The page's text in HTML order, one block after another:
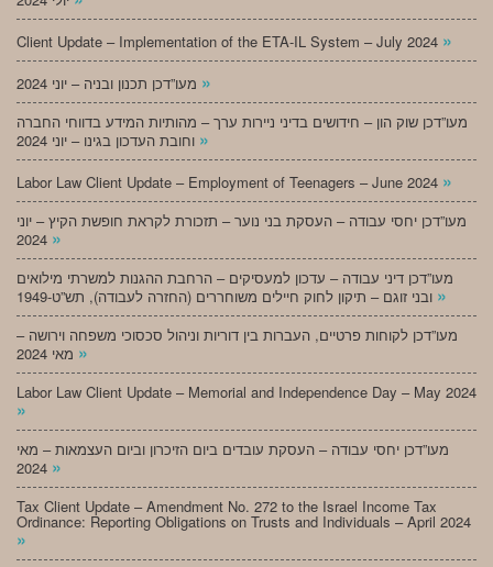
Client Update – Implementation of the ETA-IL System – July 2024 »
»
מעו”דכן שוק הון – חידושים בדיני ניירות ערך – מהותיות המידע בדווחי החברה
»
Labor Law Client Update – Employment of Teenagers – June 2024 »
מעו”דכן יחסי עבודה – העסקת בני נוער – תזכורת לקראת חופשת הקיץ – יוני
»
מעו”דכן דיני עבודה – עדכון למעסיקים – הרחבת ההגנות למשרתי מילואים
»
מעו”דכן לקוחות פרטיים, העברות בין דוריות וניהול סכסוכי משפחה וירושה –
»
Labor Law Client Update – Memorial and Independence Day – May 2024
»
מעו”דכן יחסי עבודה – העסקת עובדים ביום הזיכרון וביום העצמאות – מאי
»
Tax Client Update – Amendment No. 272 to the Israel Income Tax
Ordinance: Reporting Obligations on Trusts and Individuals – April 2024
»